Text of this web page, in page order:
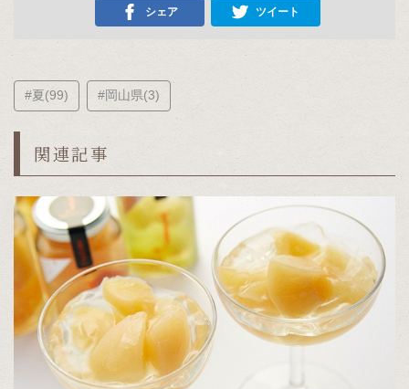
シェア ツイート
#夏(99) #岡山県(3)
関連記事